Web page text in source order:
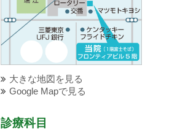
大きな地図を見る
Google Mapで見る
診療科目